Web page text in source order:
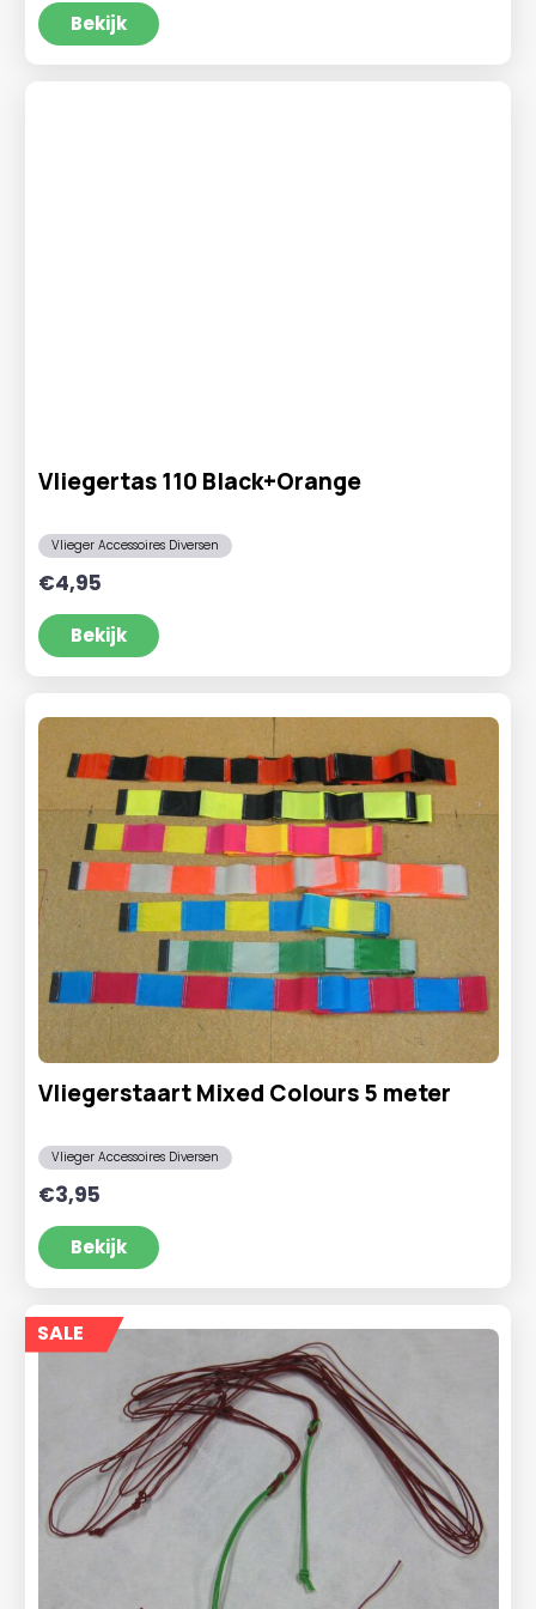
was:
€2,95.
is:
Bekijk
Vliegertas 110 Black+Orange
Vlieger Accessoires Diversen
€4,95
Bekijk
Vliegerstaart Mixed Colours 5 meter
Vlieger Accessoires Diversen
€3,95
Bekijk
SALE